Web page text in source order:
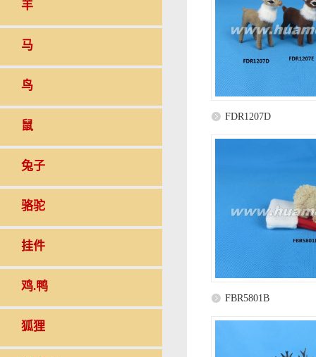
羊
马
鸟
鼠
兔子
骆驼
挂件
鸡.鸭
狐狸
FDR1207D
FBR5801B